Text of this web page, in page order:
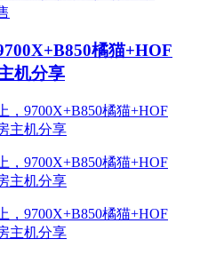
橘猫+HOF
机分享